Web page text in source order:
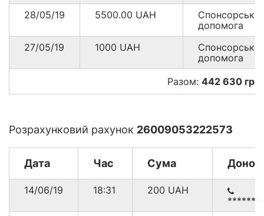
28/05/19
5500.00 UAH
Спонсорська
допомога
27/05/19
1000 UAH
Спонсорська
допомога
Разом: 442 630 грн
Розрахунковий рахунок 26009053222573
Дата Час Сума Донор
14/06/19 18:31 200 UAH